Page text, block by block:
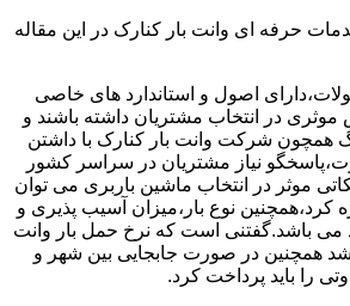
حرفه ای وانت بار کنارک در این مقاله
اصول و استاندارد های خاصی
در انتخاب مشتریان داشته باشند و
همچون شرکت وانت بار کنارک با داشتن
نیاز مشتریان در سراسر کشور
موثر در انتخاب ماشین باربری می توان
کرد،همچنین نوع بار،میزان آسیب پذیری و
می باشد.گفتنی است که نرخ حمل بار وانت
همچنین در صورت جابجایی بین شهر و
را باید پرداخت کرد.